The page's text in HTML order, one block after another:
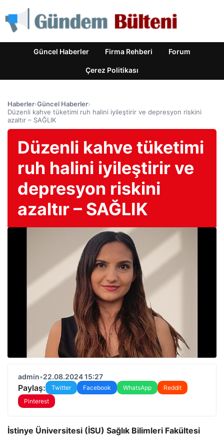
Güncel Haberler Firma Rehberi Forum
Çerez Politikası
Haberler›Güncel Haberler›
Düzenli kahve tüketimi ruh halini iyileştirir ve depresyon riskini
azaltır – SAĞLIK
Düzenli kahve tüketimi
ruh halini iyileştirir ve
depresyon riskini
azaltır – SAĞLIK
admin•22.08.2024 15:27
Paylaş: Twitter Facebook WhatsApp
Reddit
Pinterest
İstinye Üniversitesi (İSU) Sağlık Bilimleri Fakültesi